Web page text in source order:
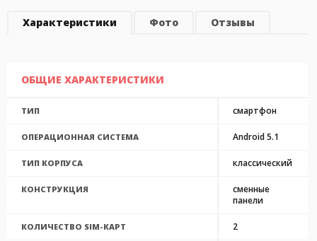
Характеристики Фото Отзывы
ОБЩИЕ ХАРАКТЕРИСТИКИ
ТИП смартфон
ОПЕРАЦИОННАЯ СИСТЕМА Android 5.1
ТИП КОРПУСА классический
КОНСТРУКЦИЯ
сменные
панели
КОЛИЧЕСТВО SIM-КАРТ 2